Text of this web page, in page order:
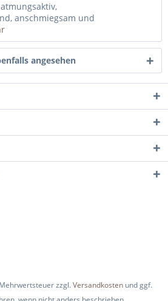
anschmiegsam und
angesehen
zzgl.Versandkosten und ggf.